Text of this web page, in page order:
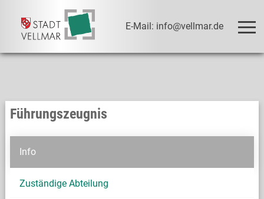
E-Mail: info@vellmar.de
Führungszeugnis
Info
Zuständige Abteilung